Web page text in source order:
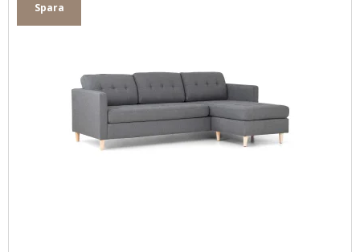
Spara